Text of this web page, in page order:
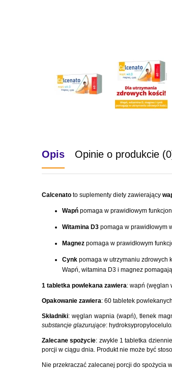
Opis Opinie o produkcie
Calcenato to suplementy diety zawierający
Wapń pomaga w prawidłowym
Witamina D3 pomaga w prawidłowym
Magnez pomaga w prawidłowym
Cynk pomaga w utrzymaniu zdrowych
Wapń, witamina D3 i magnez
1 tabletka powlekana zawiera: wapń (węglan
Opakowanie zawiera: 60 tabletek
Składniki: węglan wapnia (wapń), tlenek
substancje glazurujące:
Zalecane spożycie: zwykle 1 tabletka
porcji w ciągu dnia. Produkt nie może być
Nie przekraczać zalecanej porcji do spożycia